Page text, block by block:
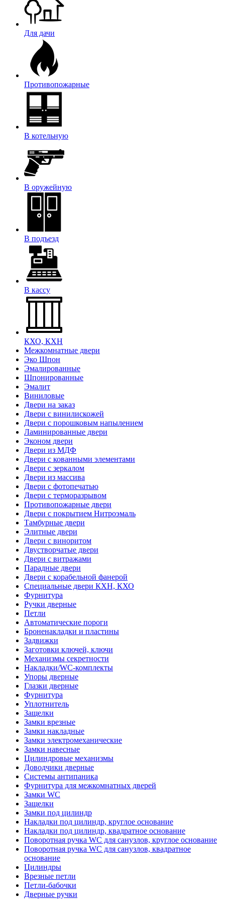
Для дачи
Противопожарные
В котельную
В оружейную
В подъезд
В кассу
КХО, КХН
Межкомнатные двери
Эко Шпон
Эмалированные
Шпонированные
Эмалит
Виниловые
Двери на заказ
Двери с винилискожей
Двери с порошковым напылением
Ламинированные двери
Эконом двери
Двери из МДФ
Двери с кованными элементами
Двери с зеркалом
Двери из массива
Двери с фотопечатью
Двери с терморазрывом
Противопожарные двери
Двери с покрытием Нитроэмаль
Тамбурные двери
Элитные двери
Двери с виноритом
Двустворчатые двери
Двери с витражами
Парадные двери
Двери с корабельной фанерой
Специальные двери КХН, КХО
Фурнитура
Ручки дверные
Петли
Автоматические пороги
Броненакладки и пластины
Задвижки
Заготовки ключей, ключи
Механизмы секретности
Накладки/WC-комплекты
Упоры дверные
Глазки дверные
Фурнитура
Уплотнитель
Защелки
Замки врезные
Замки накладные
Замки электромеханические
Замки навесные
Цилиндровые механизмы
Доводчики дверные
Системы антипаника
Фурнитура для межкомнатных дверей
Замки WC
Защелки
Замки под цилиндр
Накладки под цилиндр, круглое основание
Накладки под цилиндр, квадратное основание
Поворотная ручка WC для санузлов, круглое основание
Поворотная ручка WC для санузлов, квадратное
основание
Цилиндры
Врезные петли
Петли-бабочки
Дверные ручки